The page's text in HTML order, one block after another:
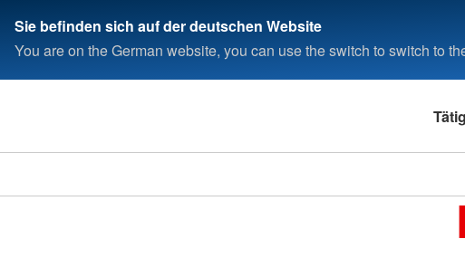
Sie befinden sich auf der deutschen Website
You are on the German website, you can use the switch to switch to